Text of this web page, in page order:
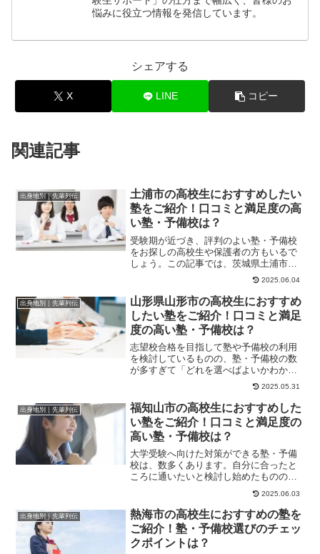
悩みに役立つ情報を発信しています。
シェアする
X LINE コピー
関連記事
出身地別｜先輩列伝
土浦市の高校生におすすめしたい
塾をご紹介！口コミと満足度の高
い塾・予備校は？
受験期が近づき、評判のよい塾・予備校
をお探しの高校生や保護者の方もいるで
しょう。この記事では、茨城県土浦市の
高校生におすすめの塾や、塾選びのコツ
2025.06.04
出身地別｜先輩列伝
山形県山形市の高校生におすすめ
したい塾をご紹介！口コミと満足
度の高い塾・予備校は？
志望校合格を目指して塾や予備校の利用
を検討しているものの、塾・予備校の数
が多すぎて「どれを選べばよいかわから
ない」と悩んでいる方も多いのではない
2025.05.31
出身地別｜先輩列伝
福知山市の高校生におすすめした
い塾をご紹介！口コミと満足度の
高い塾・予備校は？
大学受験へ向けた対策ができる塾・予備
校は、数多くあります。自分に合ったと
ころに通いたいと検討し始めたものの、
自分に合った塾や予備校をどのように選
2025.06.03
出身地別｜先輩列伝
熱海市の高校生におすすめの塾を
ご紹介！塾・予備校選びのチェッ
クポイントは？